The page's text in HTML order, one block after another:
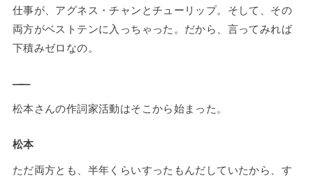
仕事が、アグネス・チャンとチューリップ。そして、その
両方がベストテンに入っちゃった。だから、言ってみれば
下積みゼロなの。
——
松本さんの作詞家活動はそこから始まった。
松本
ただ両方とも、半年くらいすったもんだしていたから、す